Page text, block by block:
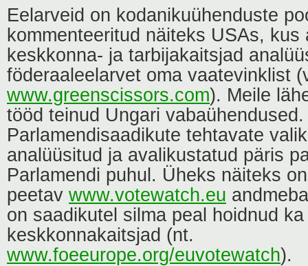
Eelarveid on kodanikuühenduste
kommenteeritud näiteks USAs, kus
keskkonna- ja tarbijakaitsjad
föderaaleelarvet oma vaatevinklist
www.greenscissors.com). Meile
tööd teinud Ungari vabaühendused.
Parlamendisaadikute tehtavate
analüüsitud ja avalikustatud päris
Parlamendi puhul. Üheks näiteks
peetav www.votewatch.eu
on saadikutel silma peal hoidnud
keskkonnakaitsjad (nt.
www.foeeurope.org/euvotewatch).